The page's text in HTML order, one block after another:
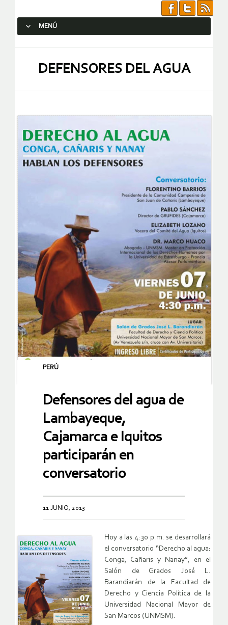
MENÚ
DEFENSORES DEL AGUA
PERÚ
Defensores del agua de
Lambayeque,
Cajamarca e Iquitos
participarán en
conversatorio
11 JUNIO, 2013
Hoy a las 4:30 p.m. se desarrollará
el conversatorio “Derecho al agua:
Conga, Cañaris y Nanay”, en el
Salón de Grados José L.
Barandiarán de la Facultad de
Derecho y Ciencia Política de la
Universidad Nacional Mayor de
San Marcos (UNMSM).